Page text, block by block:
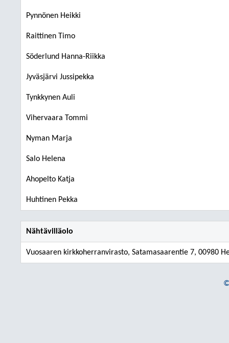
Pynnönen Heikki
Raittinen Timo
Söderlund Hanna-Riikka
Jyväsjärvi Jussipekka
Tynkkynen Auli
Vihervaara Tommi
Nyman Marja
Salo Helena
Ahopelto Katja
Huhtinen Pekka
Nähtävilläolo
Vuosaaren kirkkoherranvirasto, Satamasaarentie 7, 00980